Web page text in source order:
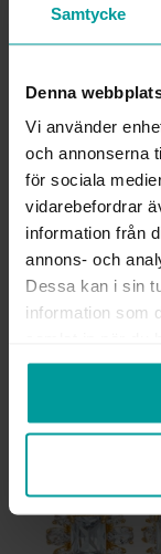
Samtycke
Denna
Vi använder
och annonserna
för sociala
vidarebefordrar
information från
annons- och
Dessa kan i sin
information som
ALBREKTS